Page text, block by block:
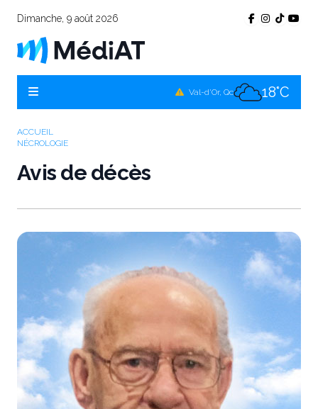
Dimanche, 9 août 2026
Val-d'Or, Qc 18°C
ACCUEIL
NÉCROLOGIE
Avis de décès